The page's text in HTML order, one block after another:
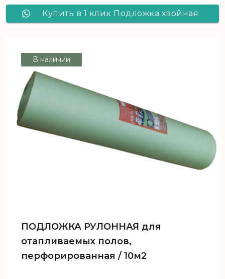
Купить в 1 клик Подложка хвойная
В наличии
ПОДЛОЖКА РУЛОННАЯ для
отапливаемых полов,
перфорированная / 10м2